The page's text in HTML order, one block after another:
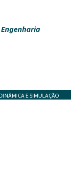
Engenharia
E SIMULAÇÃO